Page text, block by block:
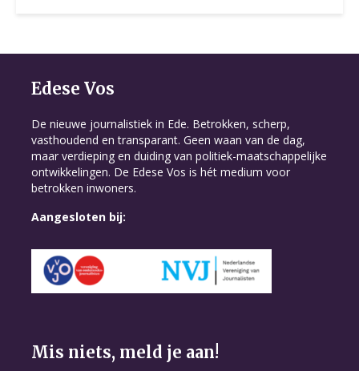
Edese Vos
De nieuwe journalistiek in Ede. Betrokken, scherp,
vasthoudend en transparant. Geen waan van de dag,
maar verdieping en duiding van politiek-maatschappelijke
ontwikkelingen. De Edese Vos is hét medium voor
betrokken inwoners.
Aangesloten bij:
Mis niets, meld je aan!